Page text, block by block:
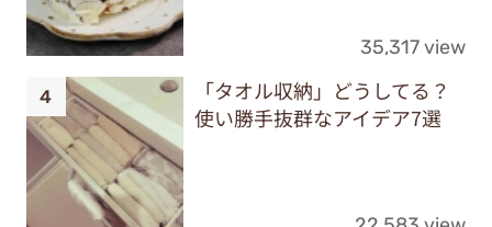
35,317 view
「タオル収納」どうしてる？
使い勝手抜群なアイデア7選